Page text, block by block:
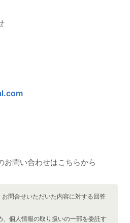
お問い合わせはこちらから
問合せいただいた内容に対する回答
、個人情報の取り扱いの一部を委託す